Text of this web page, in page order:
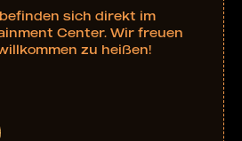
sich direkt im
Center. Wir freuen
zu heißen!